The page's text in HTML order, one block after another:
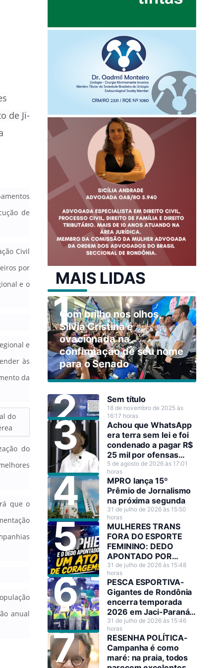
de Ji-
de
Civil
por
e o
e
às
da
do
do
que o
anual
MAIS LIDAS
Com brilho nos olhos,
Sílvia Cristina é
ovacionada na
confirmação de seu nome
para o Senado
Sem título
18 de novembro de 2025 às
16:17 horas
Achou que WhatsApp
era terra sem lei e foi
condenado a pagar R$
25 mil por ofensas
raciais contra Sílvia
Cristina
5 de agosto de 2026 às 17:01
horas
MPRO lança 15º
Prêmio de Jornalismo
na próxima segunda
31 de julho de 2026 às 15:50
horas
MULHERES TRANS
FORA DO ESPORTE
FEMININO: DEDO
APONTADO POR
JOGADORA DE
BASQUETE A TORNOU
HEROÍNA NO SEU PAÍS
31 de julho de 2026 às 15:48
horas
PESCA ESPORTIVA-
Gigantes de Rondônia
encerra temporada
2026 em Jaci-Paraná
com mais R$ 130 mil
em premiações
31 de julho de 2026 às 15:46
horas
RESENHA POLÍTICA-
Campanha é como
maré: na praia, todos